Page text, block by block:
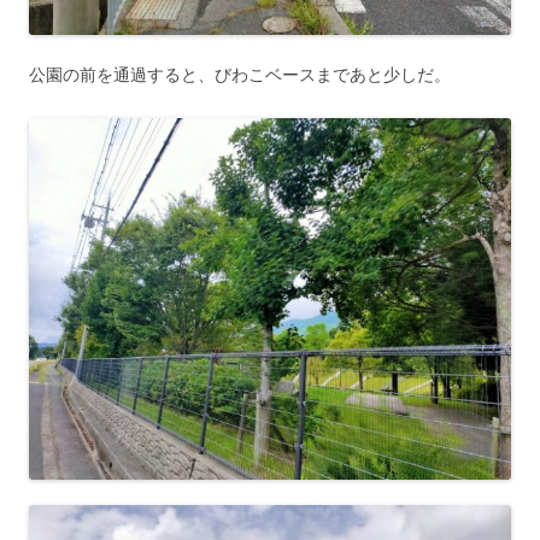
公園の前を通過すると、びわこベースまであと少しだ。